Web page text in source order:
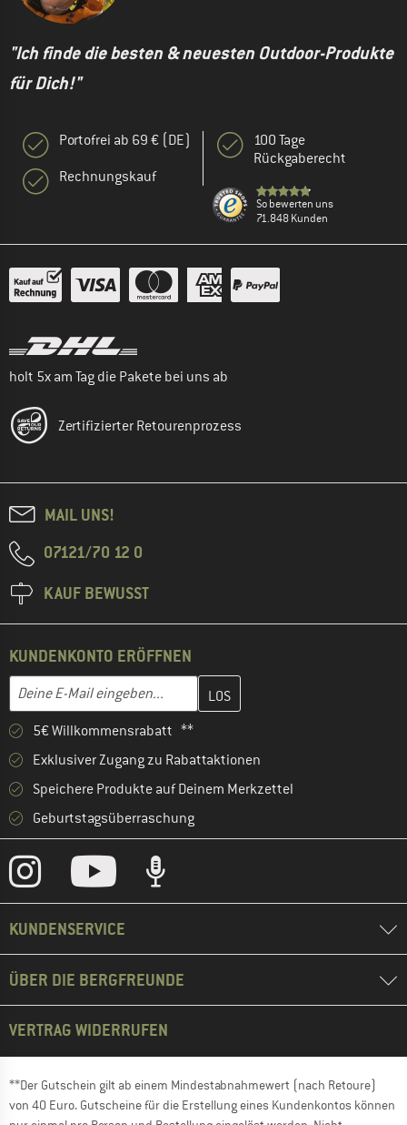
"Ich finde die besten & neuesten Outdoor-Produkte
für Dich!"
Portofrei ab 69 € (DE)
Rechnungskauf
100 Tage
Rückgaberecht
So bewerten uns
71.848 Kunden
holt 5x am Tag die Pakete bei uns ab
Zertifizierter Retourenprozess
MAIL UNS!
07121/70 12 0
KAUF BEWUSST
KUNDENKONTO ERÖFFNEN
E-Mail-Adresse
Gib hier deine E-Mail-Adresse ein und erstelle im nächsten
5€ Willkommensrabatt **
Exklusiver Zugang zu Rabattaktionen
Speichere Produkte auf Deinem Merkzettel
Geburtstagsüberraschung
KUNDENSERVICE
ÜBER DIE BERGFREUNDE
VERTRAG WIDERRUFEN
**Der Gutschein gilt ab einem Mindestabnahmewert (nach Retoure)
von 40 Euro. Gutscheine für die Erstellung eines Kundenkontos können